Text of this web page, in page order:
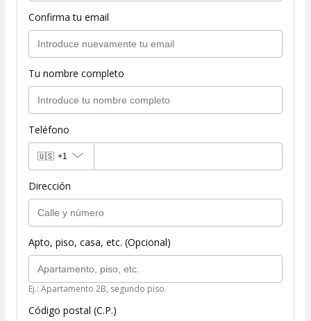
Confirma tu email
Tu nombre completo
Teléfono
🇺🇸 +1
Dirección
Apto, piso, casa, etc. (Opcional)
Ej.: Apartamento 2B, segundo piso.
Código postal (C.P.)